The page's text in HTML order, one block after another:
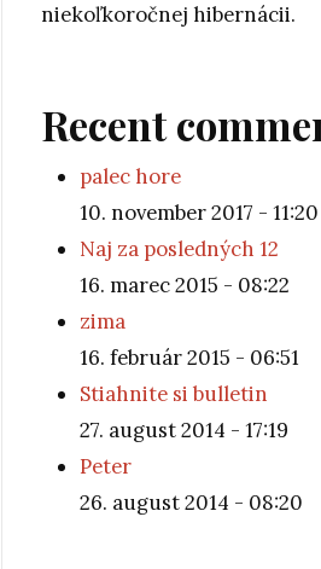
niekoľkoročnej hibernácii.
Recent
palec hore
10. november 2017 - 11:20
Naj za posledných 12
16. marec 2015 - 08:22
zima
16. február 2015 - 06:51
Stiahnite si bulletin
27. august 2014 - 17:19
Peter
26. august 2014 - 08:20